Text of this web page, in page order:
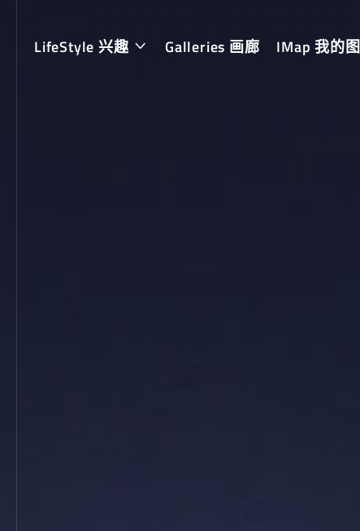
LifeStyle 兴趣 Galleries 画廊 IMap 我的图